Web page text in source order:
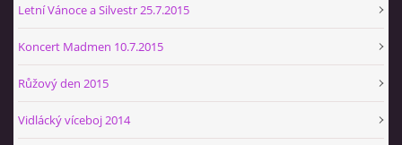
Letní Vánoce a Silvestr 25.7.2015
Koncert Madmen 10.7.2015
Růžový den 2015
Vidlácký víceboj 2014